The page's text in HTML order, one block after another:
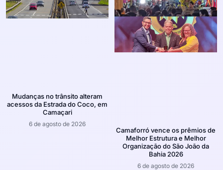
Mudanças no trânsito alteram
acessos da Estrada do Coco, em
Camaçari
6 de agosto de 2026
Camaforró vence os prêmios de
Melhor Estrutura e Melhor
Organização do São João da
Bahia 2026
6 de agosto de 2026